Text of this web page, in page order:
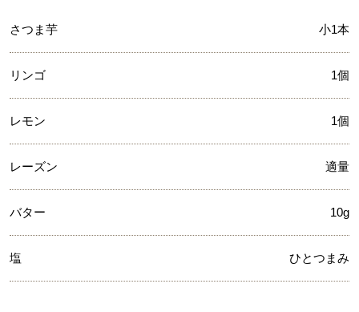
さつま芋 小1本
リンゴ 1個
レモン 1個
レーズン 適量
バター 10g
塩 ひとつまみ